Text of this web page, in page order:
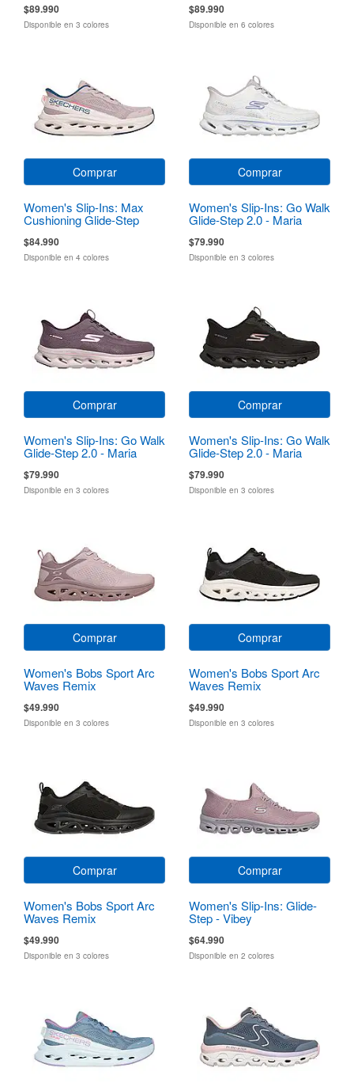
$89.990
Disponible en 3 colores
$89.990
Disponible en 6 colores
Comprar
Women's Slip-Ins: Max
Cushioning Glide-Step
$84.990
Disponible en 4 colores
Comprar
Women's Slip-Ins: Go Walk
Glide-Step 2.0 - Maria
$79.990
Disponible en 3 colores
Comprar
Women's Slip-Ins: Go Walk
Glide-Step 2.0 - Maria
$79.990
Disponible en 3 colores
Comprar
Women's Slip-Ins: Go Walk
Glide-Step 2.0 - Maria
$79.990
Disponible en 3 colores
Comprar
Women's Bobs Sport Arc
Waves Remix
$49.990
Disponible en 3 colores
Comprar
Women's Bobs Sport Arc
Waves Remix
$49.990
Disponible en 3 colores
Comprar
Women's Bobs Sport Arc
Waves Remix
$49.990
Disponible en 3 colores
Comprar
Women's Slip-Ins: Glide-
Step - Vibey
$64.990
Disponible en 2 colores